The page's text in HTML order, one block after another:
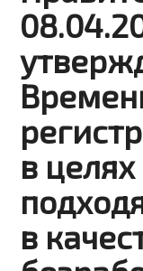
в
в